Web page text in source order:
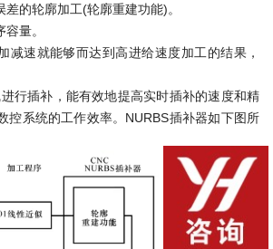
的轮廓加工(轮廓重建功能)。
量。
速就能够而达到高进给速度加工的结果，
插补，能有效地提高实时插补的速度和精
控系统的工作效率。NURBS插补器如下图所